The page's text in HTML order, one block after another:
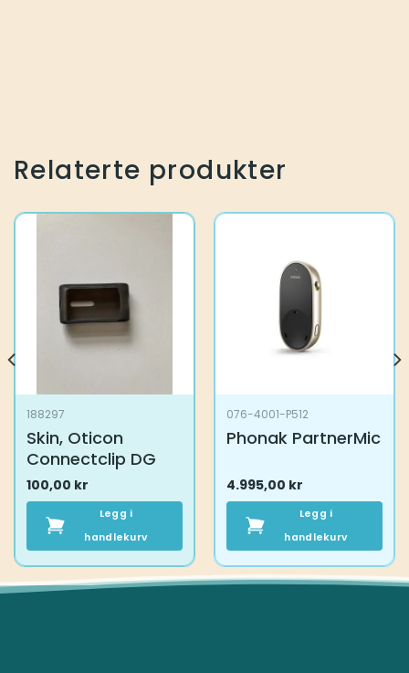
Relaterte produkter
188297
Skin, Oticon
Connectclip DG
100,00 kr
Legg i
handlekurv
076-4001-P512
Phonak PartnerMic
4.995,00 kr
Legg i
handlekurv